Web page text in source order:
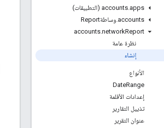
accounts.apps (التطبيقات)
accounts
.وساطةReport
accounts.networkReport
نظرة عامة
إنشاء
الأنواع
DateRange
إعدادات الأقلمة
تذييل التقارير
عنوان التقرير